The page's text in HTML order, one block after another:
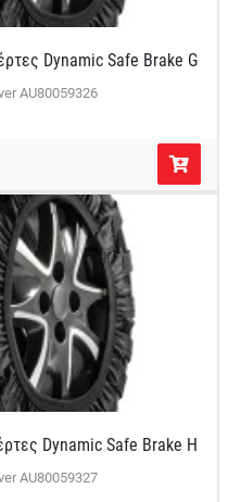
Dynamic Safe Brake G
AU80059326
Dynamic Safe Brake H
AU80059327